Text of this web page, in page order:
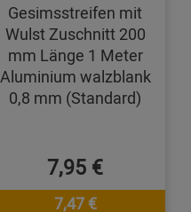
Gesimsstreifen mit
Wulst Zuschnitt 200
mm Länge 1 Meter
Aluminium walzblank
0,8 mm (Standard)
7,95 €
7,47 €